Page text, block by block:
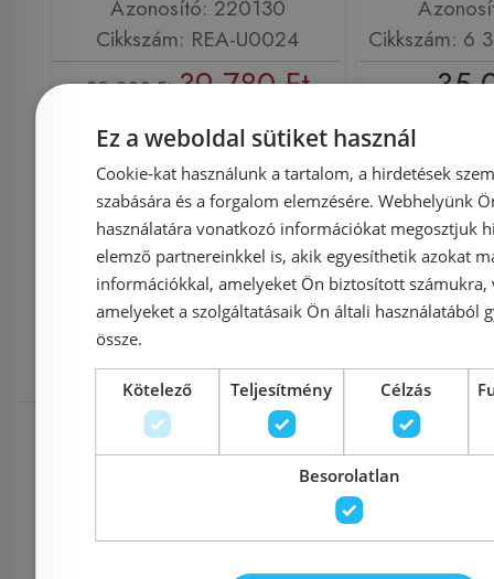
Azonosító: 220130
Cikkszám: REA-U0024
39 800 Ft39 780 Ft
Kosárba
Cikkszám: 6
35
Mások
megnézték
-5%
Rendelésre Rendelésre
Ez a weboldal sütiket használ
Cookie-kat használunk a tartalom, a hirdetések
szabására és a forgalom elemzésére. Webhelyünk
használatára vonatkozó információkat megosztjuk
elemző partnereinkkel is, akik egyesíthetik azokat
információkkal, amelyeket Ön biztosított számukra,
amelyeket a szolgáltatásaik Ön általi használatából
össze.
Kötelező Teljesítmény Célzás
Besorolatlan